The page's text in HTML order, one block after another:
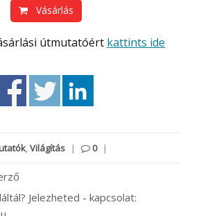
Vásárlás
útmutatóért kattints ide
,Világítás | 0 |
Jelezheted - kapcsolat: